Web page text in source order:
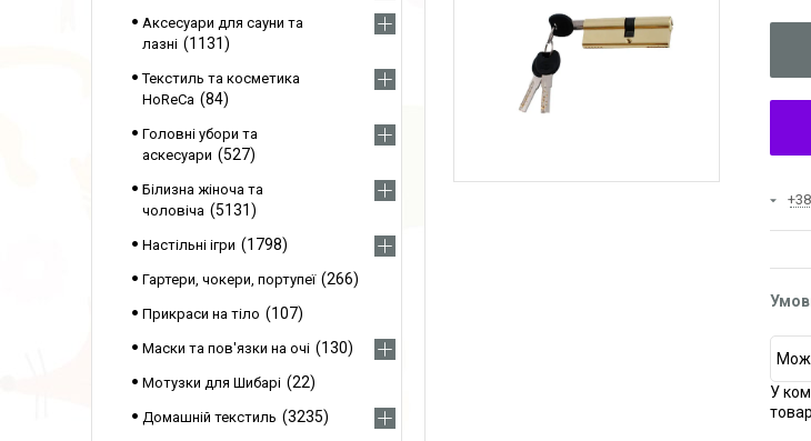
У
Аксесуари для сауни та
лазні
1131
Текстиль та косметика
HoReCa
84
Головні убори та
аскесуари
527
Білизна жіноча та
чоловіча
5131
Настільні ігри 1798
Гартери, чокери, портупеї 266
Прикраси на тіло 107
Маски та пов'язки на очі 130
Мотузки для Шибарі 22
Домашній текстиль 3235